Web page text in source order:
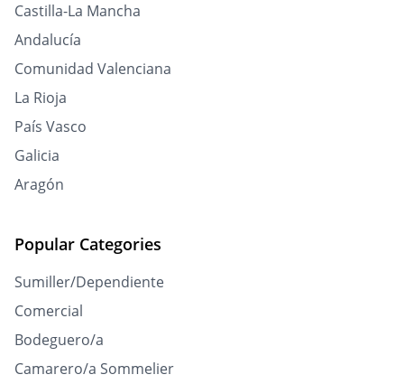
Castilla-La Mancha
Andalucía
Comunidad Valenciana
La Rioja
País Vasco
Galicia
Aragón
Popular Categories
Sumiller/Dependiente
Comercial
Bodeguero/a
Camarero/a Sommelier